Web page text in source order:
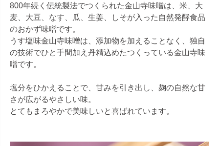
800年続く伝統製法でつくられた金山寺味噌は、米、大
麦、大豆、なす、瓜、生姜、しそが入った自然発酵食品
のおかず味噌です。
うす塩味金山寺味噌は、添加物を加えることなく、独自
の技術でひと手間加え丹精込めたつくっている金山寺味
噌です。
塩分をひかえることで、甘みを引き出し、麹の自然な甘
さが広がるやさしい味。
とてもまろやかで美味しいと喜ばれています。